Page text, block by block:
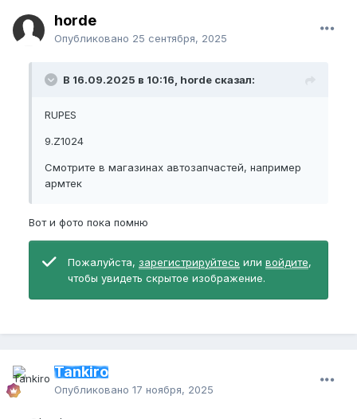
horde
Опубликовано 25 сентября, 2025
В 16.09.2025 в 10:16, horde сказал:
RUPES
9.Z1024
Смотрите в магазинах автозапчастей, например
армтек
Вот и фото пока помню
Пожалуйста, зарегистрируйтесь или войдите,
чтобы увидеть скрытое изображение.
Tankiro
Опубликовано 17 ноября, 2025